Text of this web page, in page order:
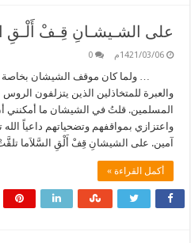
على الشـيشـانِ قِـفْ أَلْـقِ
1421/03/06م 0
… ولما كان موقف الشيشان بخاصة
والعبرة للمتخاذلين الذين يتزلفون
المسلمين. قلتُ في الشيشان ما أمكنني
واعتزازي بمواقفهم وتضحياتهم داعياً
آمين. على الشيشانِ قِفْ أَلْقِ السَّلاَما
أكمل القراءة »